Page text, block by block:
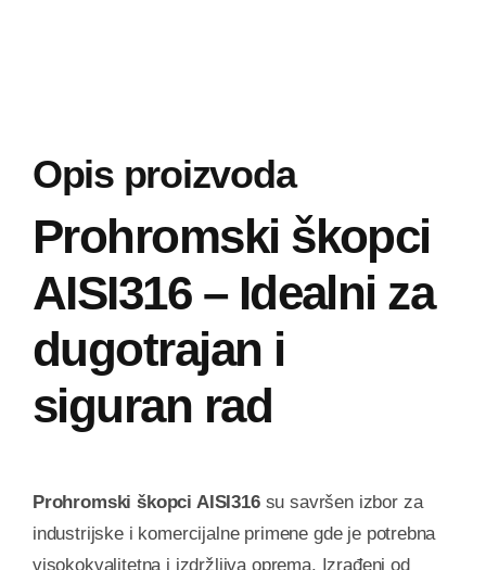
Opis proizvoda
Prohromski škopci
AISI316 – Idealni za
dugotrajan i
siguran rad
Prohromski škopci AISI316su savršen izbor za
industrijske i komercijalne primene gde je potrebna
visokokvalitetna i izdržljiva oprema. Izrađeni od